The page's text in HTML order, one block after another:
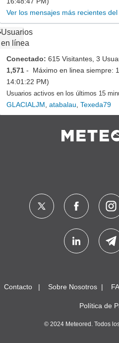
Ver los mensajes más recientes del
Usuarios
en línea
Conectado: 615 Visitantes, 3
1,571 - Máximo en linea siempre:
14:01:22 PM)
Usuarios activos en los últimos 15
GLACIALJM atabalau Texeda79
Contacto Sobre Nosotros
Política de
© 2024 Meteored. Todos